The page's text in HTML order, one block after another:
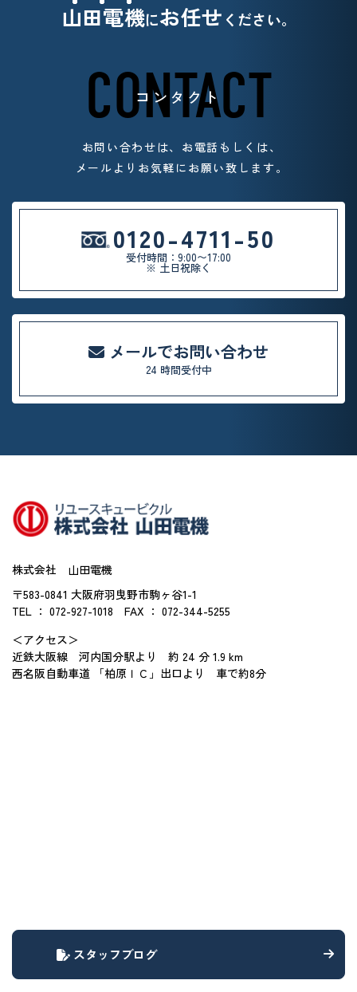
山田電機にお任せ ください。
CONTACT
コンタクト
お問い合わせは、お電話もしくは、
メールよりお気軽 にお願い致します。
0120-4711-50
受付時間：9:00〜17:00
※ 土日祝除く
メールでお問い合わせ
24 時間受付中
株式会社 山田電機
〒583-0841 大阪府羽曳野市駒ヶ谷1-1
TEL ： 072-927-1018 FAX ： 072-344-5255
＜アクセス＞
近鉄大阪線 河内国分駅より 約 24 分 1.9 km
西名阪自動車道 「柏原ＩＣ」出口より 車で約8分
スタッフブログ